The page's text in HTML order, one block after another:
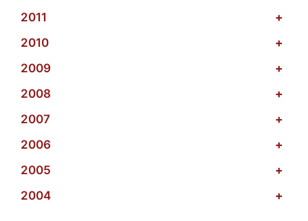
2011
+
2010
+
2009
+
2008
+
2007
+
2006
+
2005
+
2004
+